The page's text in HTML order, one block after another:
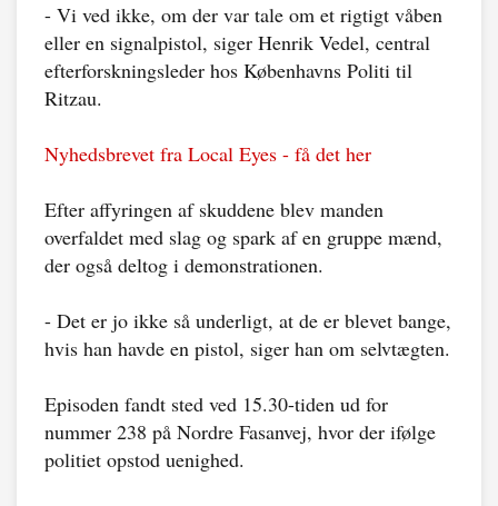
- Vi ved ikke, om der var tale om et rigtigt våben
eller en signalpistol, siger Henrik Vedel, central
efterforskningsleder hos Københavns Politi til
Ritzau.
Nyhedsbrevet fra Local Eyes - få det her
Efter affyringen af skuddene blev manden
overfaldet med slag og spark af en gruppe mænd,
der også deltog i demonstrationen.
- Det er jo ikke så underligt, at de er blevet bange,
hvis han havde en pistol, siger han om selvtægten.
Episoden fandt sted ved 15.30-tiden ud for
nummer 238 på Nordre Fasanvej, hvor der ifølge
politiet opstod uenighed.